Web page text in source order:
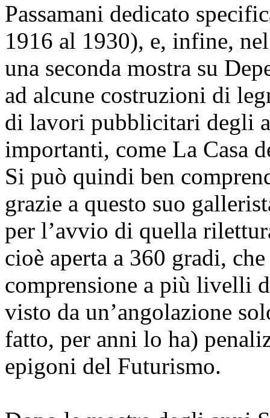
Passamani dedicato
1916 al 1930), e, infine,
una seconda mostra su
ad alcune costruzioni di
di lavori pubblicitari degli
importanti, come La Casa
Si può quindi ben
grazie a questo suo
per l’avvio di quella
cioè aperta a 360 gradi,
comprensione a più livelli
visto da un’angolazione
fatto, per anni lo ha)
epigoni del Futurismo.